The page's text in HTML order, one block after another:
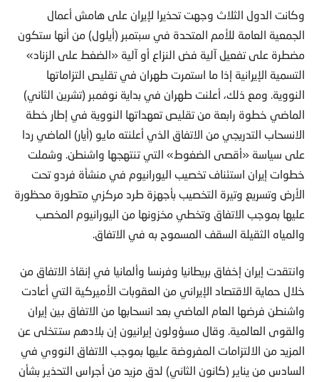
وكانت الدول الثلاث وجهت تحذيرا لإيران على هامش أعمال
الجمعية العامة للأمم المتحدة في سبتمبر (أيلول) من أنها ستكون
مضطرة على تفعيل آلية فض النزاع أو آلية «الضغط على الزناد»
التسمية الإيرانية إذا ما استمرت طهران في تقليص التزاماتها
النووية. ومع ذلك، أعلنت طهران في بداية نوفمبر (تشرين الثاني)
الماضي خطوة رابعة من تقليص تعهداتها النووية في إطار خطة
الانسحاب التدريجي من الاتفاق الذي أعلنته مايو (أيار) الماضي ردا
على سياسة «أقصى الضغوط» التي تنتهجها واشنطن. وشملت
خطوات إيران استئناف تخصيب اليورانيوم في منشأة فردو تحت
الأرض وتسريع وتيرة التخصيب بأجهزة طرد مركزي متطورة محظورة
عليها بموجب الاتفاق وتخطي مخزونها من اليورانيوم المخصب
والمياه الثقيلة السقف المسموح به في الاتفاق.
وانتقدت إيران إخفاق بريطانيا وفرنسا وألمانيا في إنقاذ الاتفاق من
خلال حماية الاقتصاد الإيراني من العقوبات الأميركية التي أعادت
واشنطن فرضها العام الماضي بعد انسحابها من الاتفاق بين إيران
والقوى العالمية. وقال مسؤولون إيرانيون إن بلادهم ستتخلى عن
المزيد من الالتزامات المفروضة عليها بموجب الاتفاق النووي في
السادس من يناير (كانون الثاني) لدق مزيد من أجراس التحذير بشأن